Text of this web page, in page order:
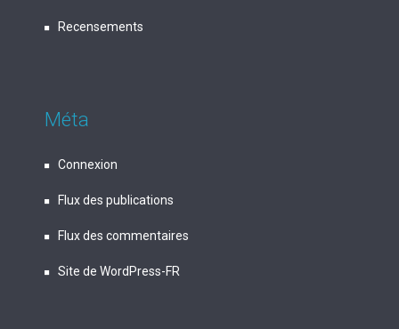
Recensements
Méta
Connexion
Flux des publications
Flux des commentaires
Site de WordPress-FR